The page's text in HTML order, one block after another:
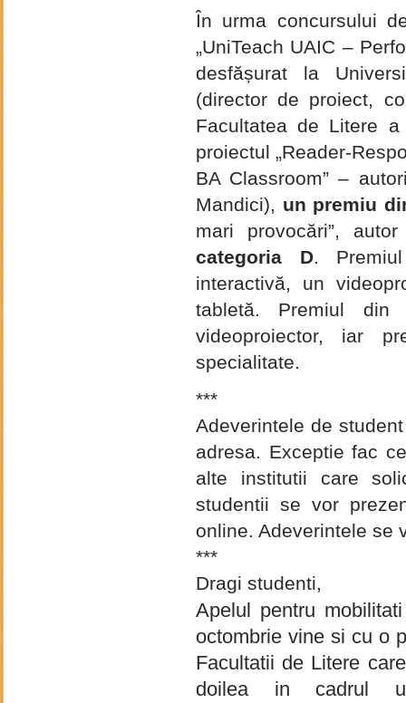
În urma concursului
„UniTeach UAIC –
desfășurat la
(director de proiect,
Facultatea de Litere
proiectul „Reader-
BA Classroom” –
Mandici), un premiu
mari provocări”,
categoria D.
interactivă, un
tabletă. Premiul
videoproiector, iar
specialitate.
***
Adeverintele de
adresa. Exceptie fac
alte institutii care
studentii se vor
online. Adeverintele se
***
Dragi studenti,
Apelul pentru
octombrie vine si cu o
Facultatii de Litere
doilea in cadrul